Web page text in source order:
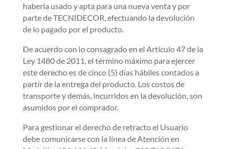
haberla usado y apta para una nueva venta y por
parte de TECNIDECOR, efectuando la devolución
de lo pagado por el producto.
De acuerdo con lo consagrado en el Artículo 47 de la
Ley 1480 de 2011, el término máximo para ejercer
este derecho es de cinco (5) días hábiles contados a
partir de la entrega del producto. Los costos de
transporte y demás, incurridos en la devolución, son
asumidos por el comprador.
Para gestionar el derecho de retracto el Usuario
debe comunicarse con la línea de Atención en